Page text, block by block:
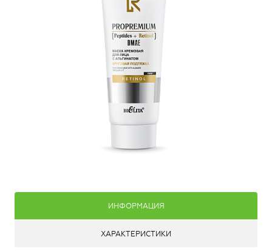
ИНФОРМАЦИЯ
ХАРАКТЕРИСТИКИ